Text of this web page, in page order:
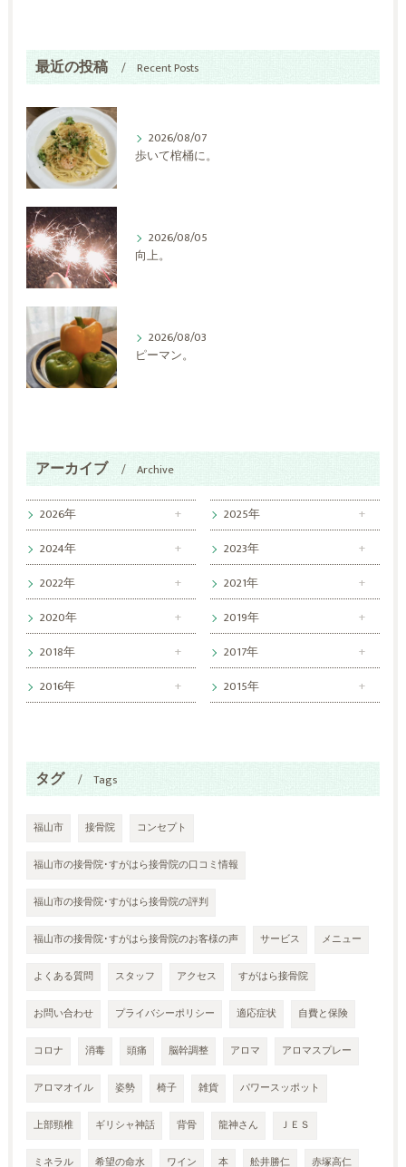
最近の投稿 Recent Posts
2026/08/07
歩いて棺桶に。
2026/08/05
向上。
2026/08/03
ピーマン。
アーカイブ Archive
2026年
2025年
2024年
2023年
2022年
2021年
2020年
2019年
2018年
2017年
2016年
2015年
タグ Tags
福山市 接骨院 コンセプト
福山市の接骨院･すがはら接骨院の口コミ情報
福山市の接骨院･すがはら接骨院の評判
福山市の接骨院･すがはら接骨院のお客様の声 サービス メニュー
よくある質問 スタッフ アクセス すがはら接骨院
お問い合わせ プライバシーポリシー 適応症状 自費と保険
コロナ 消毒 頭痛 脳幹調整 アロマ アロマスプレー
アロマオイル 姿勢 椅子 雑貨 パワースッポット
上部頸椎 ギリシャ神話 背骨 龍神さん ＪＥＳ
ミネラル 希望の命水 ワイン 本 舩井勝仁 赤塚高仁